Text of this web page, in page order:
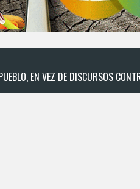
EN VEZ DE DISCURSOS